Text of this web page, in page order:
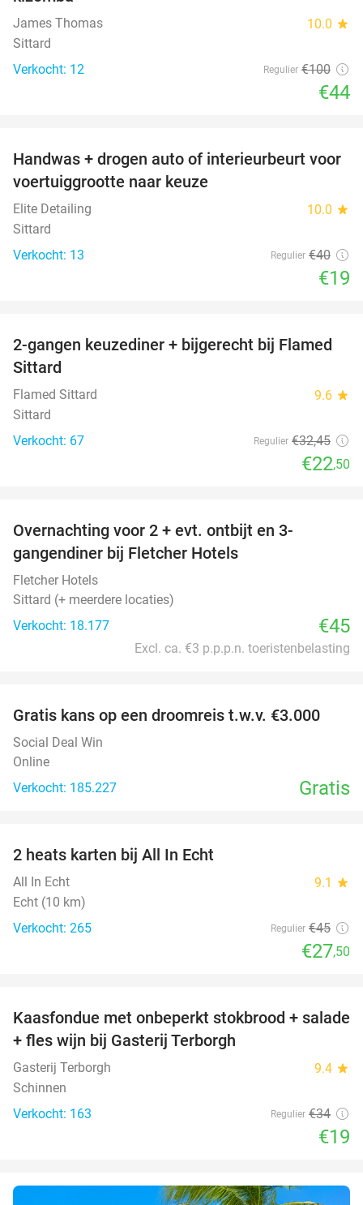
James Thomas 10.0 star
Sittard
Verkocht: 12
Regulier €100
€44
53%
Handwas + drogen auto of interieurbeurt voor
voertuiggrootte naar keuze
Elite Detailing 10.0 star
Sittard
Verkocht: 13
Regulier €40
€19
31%
2-gangen keuzediner + bijgerecht bij Flamed
Sittard
Flamed Sittard 9.6 star
Sittard
Verkocht: 67
Regulier €32,45
€22,50
Overnachting voor 2 + evt. ontbijt en 3-
gangendiner bij Fletcher Hotels
Fletcher Hotels
Sittard (+ meerdere locaties)
Verkocht: 18.177
€45
Excl. ca. €3 p.p.p.n. toeristenbelasting
Gratis kans op een droomreis t.w.v. €3.000
Social Deal Win
Online
Verkocht: 185.227
Gratis
2 heats karten bij All In Echt
All In Echt 9.1 star
Echt (10 km)
Verkocht: 265
Regulier €45
€27,50
44%
Kaasfondue met onbeperkt stokbrood + salade
+ fles wijn bij Gasterij Terborgh
Gasterij Terborgh 9.4 star
Schinnen
Verkocht: 163
Regulier €34
€19